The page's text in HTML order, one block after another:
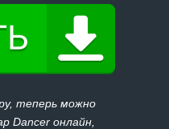
теперь можно
Dancer онлайн,